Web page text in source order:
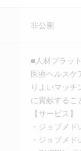
非公開
■人材プラッ
医療ヘルスケ
りよいマッ
に貢献するこ
【サービス】
・ジョブメ
・ジョブメ